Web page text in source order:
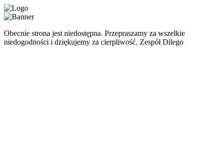
Obecnie strona jest niedostępna. Przepraszamy za wszelkie
niedogodności i dziękujemy za cierpliwość. Zespół Dilego